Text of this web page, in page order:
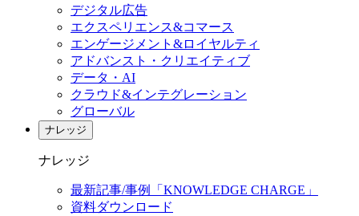
デジタル広告
エクスペリエンス&コマース
エンゲージメント&ロイヤルティ
アドバンスト・クリエイティブ
データ・AI
クラウド&インテグレーション
グローバル
ナレッジ
ナレッジ
最新記事/事例「KNOWLEDGE CHARGE」
資料ダウンロード